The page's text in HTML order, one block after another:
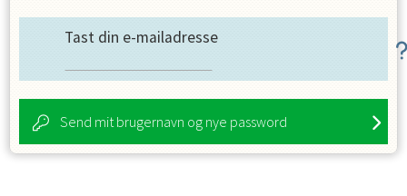
Tast din e-mailadresse
Send mit brugernavn og nye password